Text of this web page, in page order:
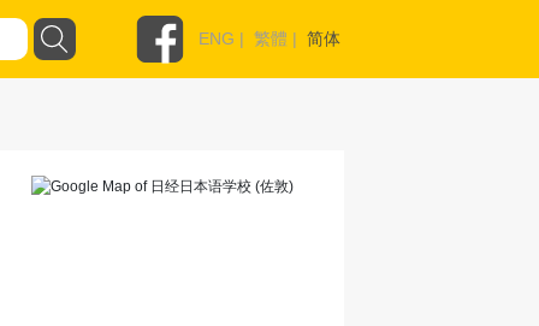
ENG | 繁體 | 简体